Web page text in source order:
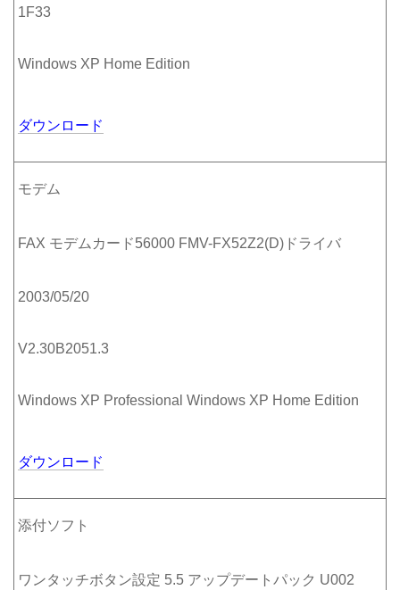
1F33
Windows XP Home Edition
ダウンロード
モデム
FAX モデムカード56000 FMV-FX52Z2(D)ドライバ
2003/05/20
V2.30B2051.3
Windows XP Professional Windows XP Home Edition
ダウンロード
添付ソフト
ワンタッチボタン設定 5.5 アップデートパック U002